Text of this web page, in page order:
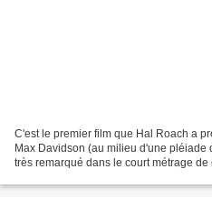
C'est le premier film que Hal Roach a
Max Davidson (au milieu d'une pléiade
très remarqué dans le court métrage